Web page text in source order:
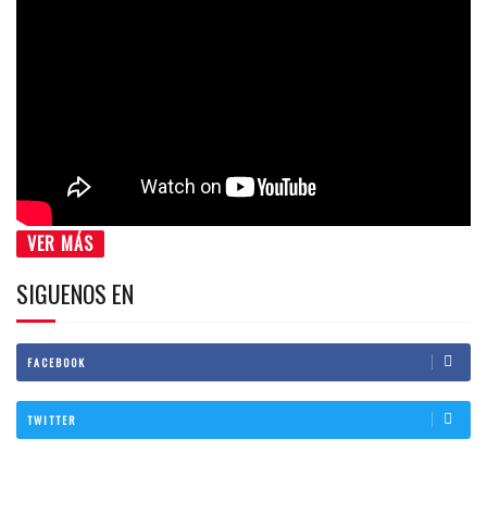
VER MÁS
SIGUENOS EN
FACEBOOK
TWITTER